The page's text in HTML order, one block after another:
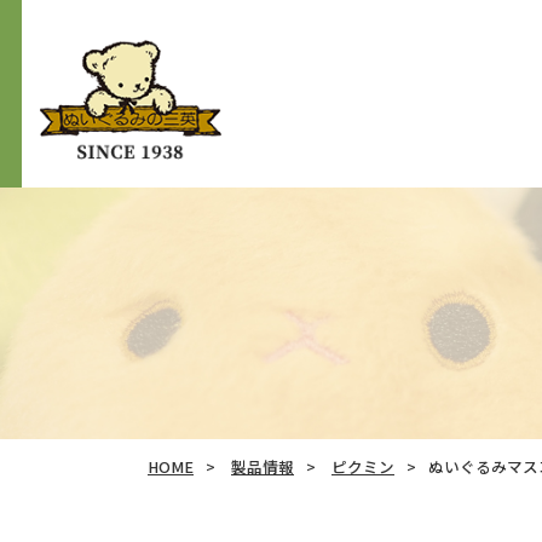
HOME 製品情報 ピクミン ぬいぐるみマ